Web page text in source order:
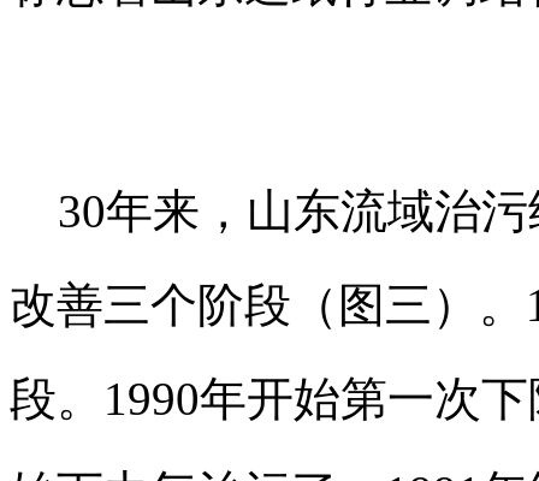
30年来，山东流域治
改善三个阶段（图三）
段。1990年开始第一次